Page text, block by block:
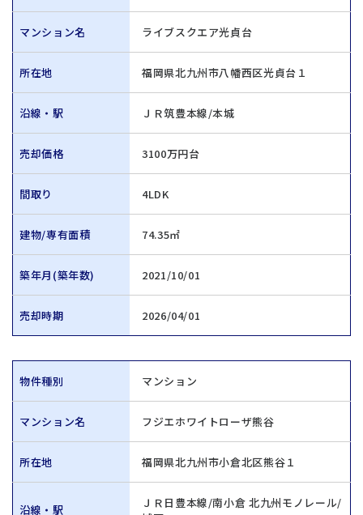
マンション名 ライブスクエア光貞台
所在地 福岡県北九州市八幡西区光貞台１
沿線・駅 ＪＲ筑豊本線/本城
売却価格 3100万円台
間取り 4LDK
建物/専有面積 74.35㎡
築年月(築年数) 2021/10/01
売却時期 2026/04/01
物件種別 マンション
マンション名 フジエホワイトローザ熊谷
所在地 福岡県北九州市小倉北区熊谷１
沿線・駅
ＪＲ日豊本線/南小倉 北九州モノレール/